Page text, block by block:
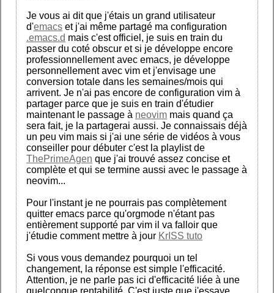
Je vous ai dit que j'étais un grand utilisateur
d'emacs et j'ai même partagé ma configuration
.emacs.d mais c'est officiel, je suis en train du
passer du coté obscur et si je développe encore
professionnellement avec emacs, je développe
personnellement avec vim et j'envisage une
conversion totale dans les semaines/mois qui
arrivent. Je n'ai pas encore de configuration vim à
partager parce que je suis en train d'étudier
maintenant le passage à neovim mais quand ça
sera fait, je la partagerai aussi. Je connaissais déjà
un peu vim mais si j'ai une série de vidéos à vous
conseiller pour débuter c'est la playlist de
ThePrimeAgen que j'ai trouvé assez concise et
complète et qui se termine aussi avec le passage à
neovim...
Pour l'instant je ne pourrais pas complètement
quitter emacs parce qu'orgmode n'étant pas
entièrement supporté par vim il va falloir que
j'étudie comment mettre à jour KrISS tuto
Si vous vous demandez pourquoi un tel
changement, la réponse est simple l'efficacité.
Attention, je ne parle pas ici d'efficacité liée à une
quelconque rentabilité. C'est juste que j'essaye